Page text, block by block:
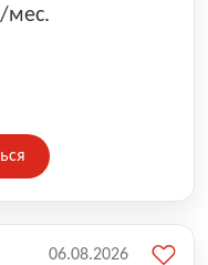
мес.
06.08.2026